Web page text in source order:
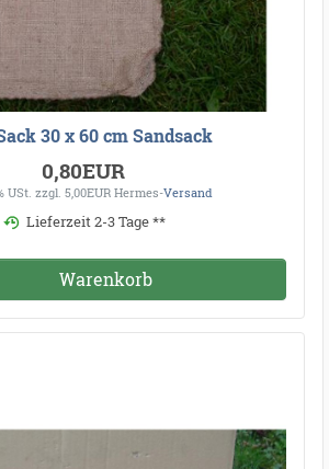
30 x 60 cm Sandsack
0,80EUR
USt. zzgl. 5,00EUR Hermes-Versand
Lieferzeit 2-3 Tage **
Warenkorb